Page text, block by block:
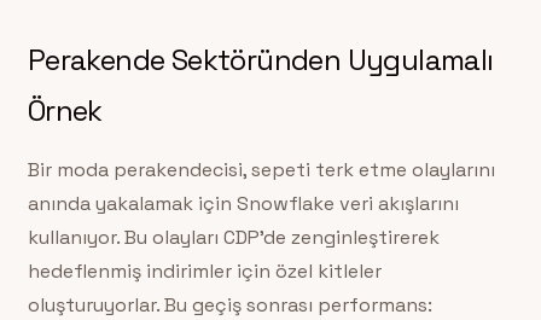
Perakende Sektöründen Uygulamalı
Örnek
Bir moda perakendecisi, sepeti terk etme olaylarını
anında yakalamak için Snowflake veri akışlarını
kullanıyor. Bu olayları CDP’de zenginleştirerek
hedeflenmiş indirimler için özel kitleler
oluşturuyorlar. Bu geçiş sonrası performans: